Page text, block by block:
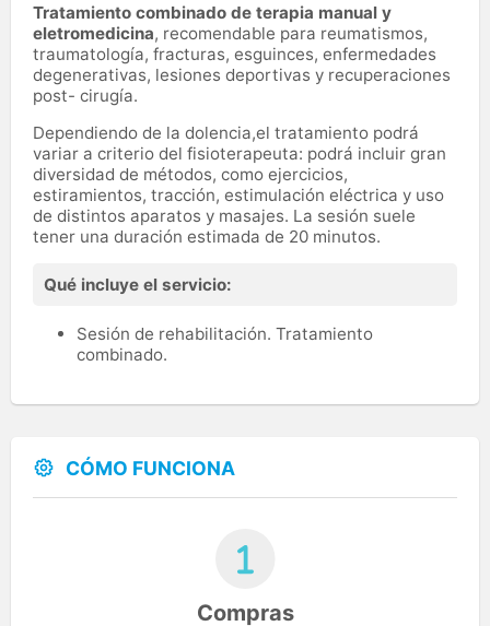
Tratamiento combinado de terapia manual y
eletromedicina, recomendable para reumatismos,
traumatología, fracturas, esguinces, enfermedades
degenerativas, lesiones deportivas y recuperaciones
post- cirugía.
Dependiendo de la dolencia,el tratamiento podrá
variar a criterio del fisioterapeuta: podrá incluir gran
diversidad de métodos, como ejercicios,
estiramientos, tracción, estimulación eléctrica y uso
de distintos aparatos y masajes. La sesión suele
tener una duración estimada de 20 minutos.
Qué incluye el servicio:
Sesión de rehabilitación. Tratamiento
combinado.
CÓMO FUNCIONA
Compras